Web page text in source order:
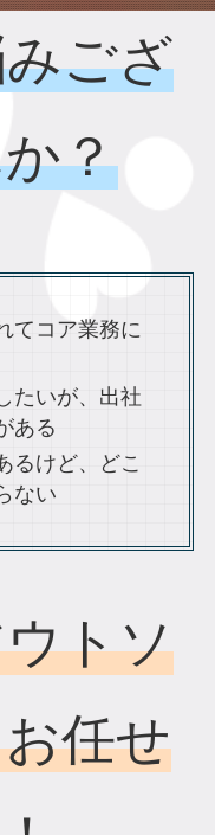
ござ
？
てコア業務に
たいが、出社
ある
るけど、どこ
ない
トソ
任せ